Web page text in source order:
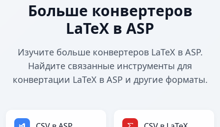
Больше конвертеров
LaTeX в ASP
Изучите больше конвертеров LaTeX в ASP.
Найдите связанные инструменты для
конвертации LaTeX в ASP и другие форматы.